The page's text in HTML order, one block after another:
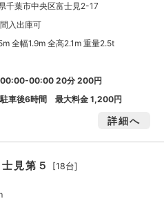
千葉市中央区富士見2-17
入出庫可
全幅1.9m 全高2.1m 重量2.5t
00:00-00:00 20分 200円
駐車後6時間 最大料金1,200円
詳細へ
見第５ [18台]